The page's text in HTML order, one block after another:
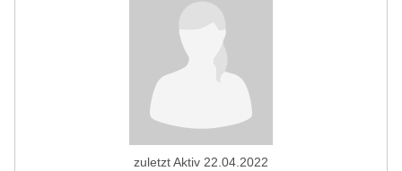
zuletzt Aktiv 22.04.2022